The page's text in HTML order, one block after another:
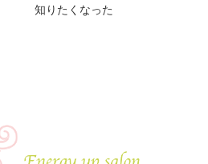
知りたくなった